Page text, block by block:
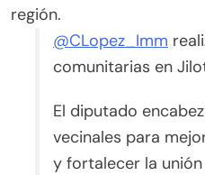
región.
@CLopez_Imm
comunitarias en
El diputado
vecinales para
y fortalecer la